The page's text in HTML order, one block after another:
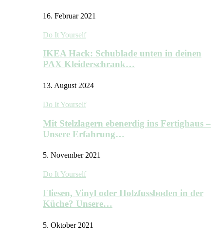
16. Februar 2021
Do It Yourself
IKEA Hack: Schublade unten in deinen
PAX Kleiderschrank…
13. August 2024
Do It Yourself
Mit Stelzlagern ebenerdig ins Fertighaus –
Unsere Erfahrung…
5. November 2021
Do It Yourself
Fliesen, Vinyl oder Holzfussboden in der
Küche? Unsere…
5. Oktober 2021